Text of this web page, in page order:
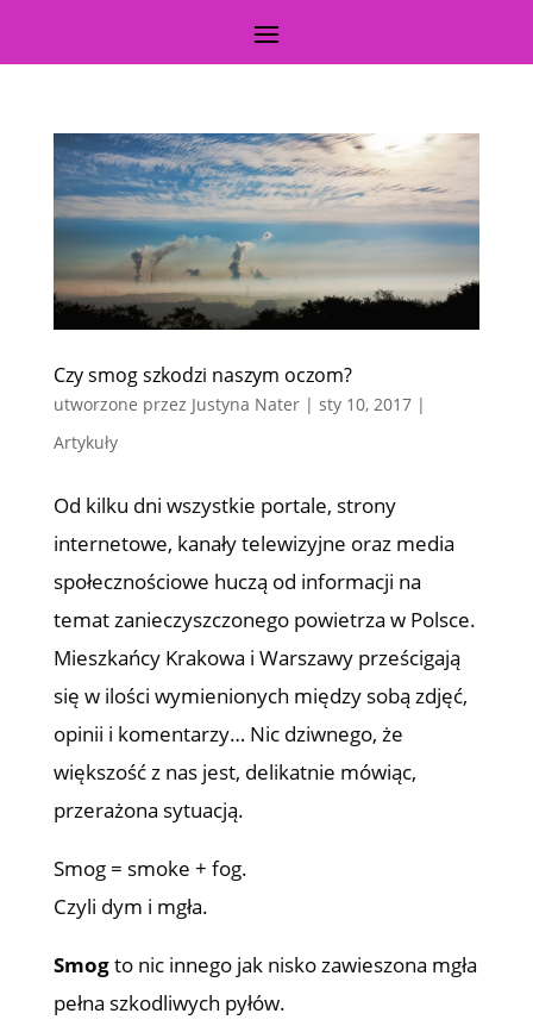
Czy smog szkodzi naszym oczom?
utworzone przez Justyna Nater| sty 10, 2017|
Artykuły
Od kilku dni wszystkie portale, strony
internetowe, kanały telewizyjne oraz media
społecznościowe huczą od informacji na
temat zanieczyszczonego powietrza w Polsce.
Mieszkańcy Krakowa i Warszawy prześcigają
się w ilości wymienionych między sobą zdjęć,
opinii i komentarzy… Nic dziwnego, że
większość z nas jest, delikatnie mówiąc,
przerażona sytuacją.
Smog = smoke + fog.
Czyli dym i mgła.
Smogto nic innego jak nisko zawieszona mgła
pełna szkodliwych pyłów.